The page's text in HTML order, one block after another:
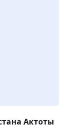
Актоты